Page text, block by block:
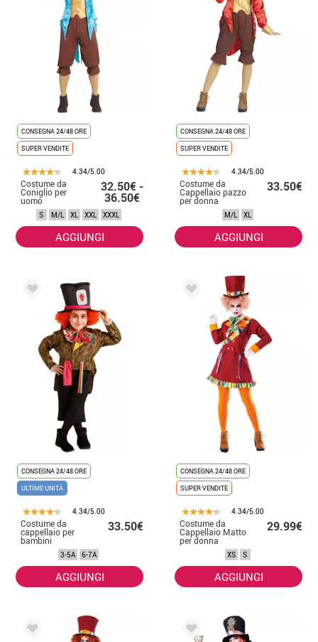
CONSEGNA 24/48 ORE
SUPER VENDITE
4.34/5.00
Costume da
Coniglio per
uomo
32.50€ -
36.50€
S M/L XL XXL XXXL
AGGIUNGI
CONSEGNA 24/48 ORE
SUPER VENDITE
4.34/5.00
Costume da
Cappellaio pazzo
per donna
33.50€
M/L XL
AGGIUNGI
CONSEGNA 24/48 ORE
ULTIME UNITÀ
4.34/5.00
Costume da
cappellaio per
bambini
33.50€
3-5A 6-7A
AGGIUNGI
CONSEGNA 24/48 ORE
SUPER VENDITE
4.34/5.00
Costume da
Cappellaio Matto
per donna
29.99€
XS S
AGGIUNGI